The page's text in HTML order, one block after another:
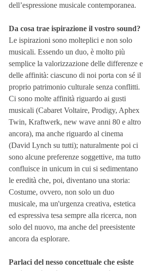
dell’espressione musicale contemporanea.
Da cosa trae ispirazione il vostro sound?
Le ispirazioni sono molteplici e non solo
musicali. Essendo un duo, è molto più
semplice la valorizzazione delle differenze e
delle affinità: ciascuno di noi porta con sé il
proprio patrimonio culturale senza conflitti.
Ci sono molte affinità riguardo ai gusti
musicali (Cabaret Voltaire, Prodigy, Aphex
Twin, Kraftwerk, new wave anni 80 e altro
ancora), ma anche riguardo al cinema
(David Lynch su tutti); naturalmente poi ci
sono alcune preferenze soggettive, ma tutto
confluisce in unicum in cui si sedimentano
le eredità che, poi, diventano una storia:
Costume, ovvero, non solo un duo
musicale, ma un'urgenza creativa, estetica
ed espressiva tesa sempre alla ricerca, non
solo del nuovo, ma anche del preesistente
ancora da esplorare.
Parlaci del nesso concettuale che esiste